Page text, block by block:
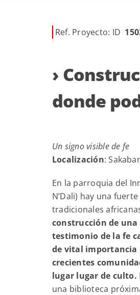
Ref. Proyecto: ID
›
donde
Un signo visible de fe
Localización:
En la parroquia del
N’Dali) hay una
tradicionales
construcción de
testimonio de la fe
de vital importancia
crecientes
lugar lugar de culto.
una biblioteca